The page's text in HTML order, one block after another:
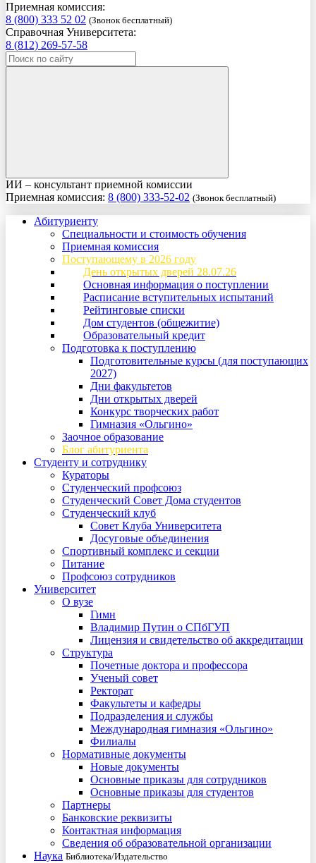
Приемная комиссия:
8 (800) 333 52 02 (Звонок бесплатный)
Справочная Университета:
8 (812) 269-57-58
ИИ – консультант приемной комиссии
Приемная комиссия: 8 (800) 333-52-02 (Звонок бесплатный)
Абитуриенту
Специальности и стоимость обучения
Приемная комиссия
Поступающему в 2026 году
День открытых дверей 28.07.26
Основная информация о поступлении
Расписание вступительных испытаний
Рейтинговые списки
Дом студентов (общежитие)
Образовательный кредит
Подготовка к поступлению
Подготовительные курсы (для поступающих
2027)
Дни факультетов
Дни открытых дверей
Конкурс творческих работ
Гимназия «Ольгино»
Заочное образование
Блог абитуриента
Студенту и сотруднику
Кураторы
Студенческий профсоюз
Студенческий Совет Дома студентов
Студенческий клуб
Совет Клуба Университета
Досуговые объединения
Спортивный комплекс и секции
Питание
Профсоюз сотрудников
Университет
О вузе
Гимн
Владимир Путин о СПбГУП
Лицензия и свидетельство об аккредитации
Структура
Почетные доктора и профессора
Ученый совет
Ректорат
Факультеты и кафедры
Подразделения и службы
Международная гимназия «Ольгино»
Филиалы
Нормативные документы
Новые документы
Основные приказы для сотрудников
Основные приказы для студентов
Партнеры
Банковские реквизиты
Контактная информация
Сведения об образовательной организации
Наука Библиотека/Издательство